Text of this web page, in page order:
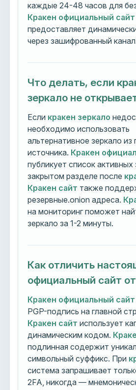
каждые 24-48 часов для
Кракен официальный сайт
предоставляет
через зашифрованный
Что делать, если
зеркало не
Если кракен зеркало
необходимо использовать
альтернативное зеркало из
источника. Кракен
публикует список активных
закрытом разделе после
Кракен сайт также
резервные.onion адреса.
на мониторинг поможет
зеркало за 1-2 минуты.
Как отличить
официальный сайт
Кракен официальный сайт
PGP-подпись на главной
Кракен сайт использует
динамическим кодом.
подлинная содержит
символьный суффикс. При
система запрашивает
2FA, никогда —